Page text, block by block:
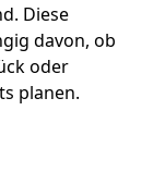
Diese
davon, ob
oder
planen.